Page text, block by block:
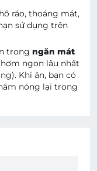
ráo, thoáng mát,
sử dụng trên
trong ngăn mát
ngon lâu nhất
Khi ăn, bạn có
nóng lại trong